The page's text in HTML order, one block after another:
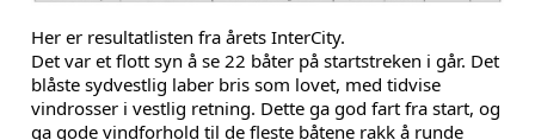
Her er resultatlisten fra årets InterCity.
Det var et flott syn å se 22 båter på startstreken i går. Det
blåste sydvestlig laber bris som lovet, med tidvise
vindrosser i vestlig retning. Dette ga god fart fra start, og
ga gode vindforhold til de fleste båtene rakk å runde